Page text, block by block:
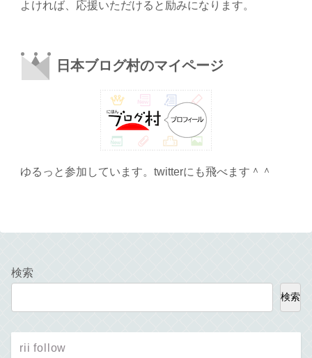
よければ、応援いただけると励みになります。
日本ブログ村のマイページ
ゆるっと参加しています。twitterにも飛べます＾＾
検索
検索
rii follow